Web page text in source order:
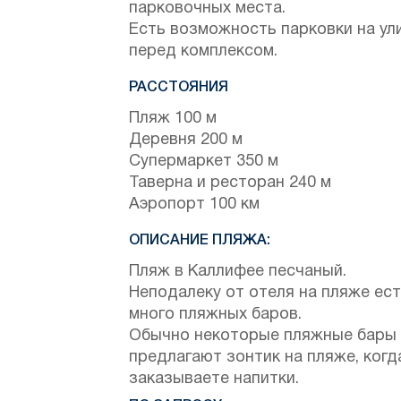
парковочных места.
Есть возможность парковки на
перед комплексом.
РАССТОЯНИЯ
Пляж 100 м
Деревня 200 м
Супермаркет 350 м
Таверна и ресторан 240 м
Аэропорт 100 км
ОПИСАНИЕ ПЛЯЖА:
Пляж в Каллифее песчаный.
Неподалеку от отеля на пляже
много пляжных баров.
Обычно некоторые пляжные бары
предлагают зонтик на пляже,
заказываете напитки.